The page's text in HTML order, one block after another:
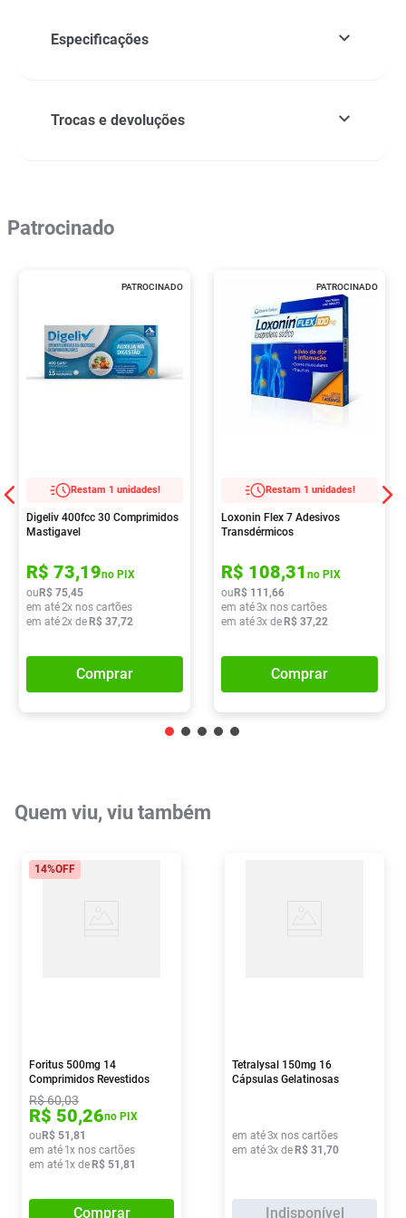
Especificações
Trocas e devoluções
Patrocinado
PATROCINADO
Restam 1 unidades!
Digeliv 400fcc 30 Comprimidos
Mastigavel
R$ 73,19no PIX
ou R$ 75,45
em até2x nos cartões
em até2x de R$ 37,72
Comprar
PATROCINADO
Restam 1 unidades!
Loxonin Flex 7 Adesivos
Transdérmicos
R$ 108,31 no PIX
ou R$ 111 ,66
em até3x nos cartões
em até3x de R$ 37,22
Comprar
Quem viu, viu também
14%OFF
Foritus 500mg 14
Comprimidos Revestidos
R$60,03
R$ 50,26no PIX
ou R$ 51 ,81
em até 1x nos cartões
em até 1x de R$ 51 ,81
Comprar
Tetralysal 150mg 16
Cápsulas Gelatinosas
em até3x nos cartões
em até3x de R$ 31 ,70
Indisponível